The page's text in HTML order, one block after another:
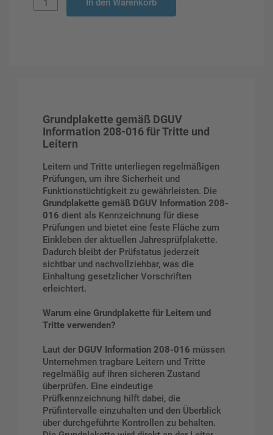
In den Warenkorb
Grundplakette gemäß DGUV
Information 208-016 für Tritte und
Leitern
Leitern und Tritte unterliegen regelmäßigen
Prüfungen, um ihre Sicherheit und
Funktionstüchtigkeit zu gewährleisten. Die
Grundplakette gemäß DGUV Information 208-
016 dient als Kennzeichnung für diese
Prüfungen und bietet eine feste Fläche zum
Einkleben der aktuellen Jahresprüfplakette.
Dadurch bleibt der Prüfstatus jederzeit
sichtbar und nachvollziehbar, was die
Einhaltung gesetzlicher Vorschriften
erleichtert.
Warum eine Grundplakette für Leitern und
Tritte verwenden?
Laut der DGUV Information 208-016 müssen
Unternehmen tragbare Leitern und Tritte
regelmäßig auf ihren sicheren Zustand
überprüfen. Eine eindeutige
Prüfkennzeichnung hilft dabei, die
Prüfintervalle einzuhalten und den Überblick
über durchgeführte Kontrollen zu behalten.